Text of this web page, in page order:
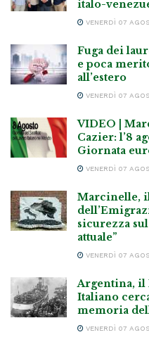
italo-
VENERDÌ 07
Fuga dei
e poca
all’estero
VENERDÌ 07
VIDEO |
Cazier: l’8
Giornata
VENERDÌ 07
Marcinelle,
sicurezza
attuale”
VENERDÌ 07
Argentina, il
Italiano
memoria
VENERDÌ 07